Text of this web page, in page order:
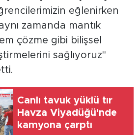
eğlenirken
zamanda mantık
çözme gibi bilişsel
sağlıyoruz"
Canlı tavuk yüklü tır
Havza Viyadüğü'nde
kamyona çarptı